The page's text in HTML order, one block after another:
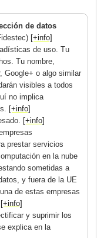
de datos
[+info]
de uso. Tu
Tu nombre,
Google+ o algo similar
visibles a todos
no implica
[+info]
[+info]
prestar servicios
en la nube
sometidas a
y fuera de la UE
de estas empresas
[+info]
y suprimir los
explica en la